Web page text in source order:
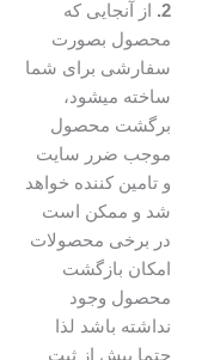
از آنجایی که
محصول بصورت
سفارشی برای شما
ساخته میشود،
برگشت محصول
موجب ضرر سایت
و تامین کننده خواهد
شد و ممکن است
در برخی محصولات
امکان بازگشت
محصول وجود
نداشته باشد لذا
حتما پیش از ثبت